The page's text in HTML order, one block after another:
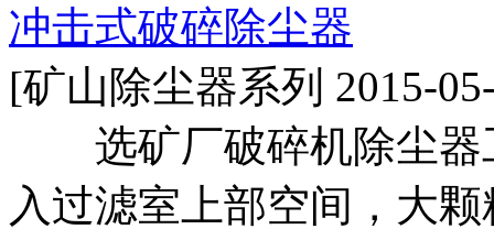
冲击式破碎除尘器
[矿山除尘器系列 2015-
选矿厂破碎机除尘器
入过滤室上部空间，大